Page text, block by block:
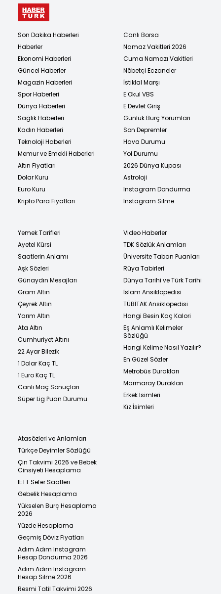
Son Dakika Haberleri
Haberler
Ekonomi Haberleri
Güncel Haberler
Magazin Haberleri
Spor Haberleri
Dünya Haberleri
Sağlık Haberleri
Kadın Haberleri
Teknoloji Haberleri
Memur ve Emekli Haberleri
Altın Fiyatları
Dolar Kuru
Euro Kuru
Kripto Para Fiyatları
Canlı Borsa
Namaz Vakitleri 2026
Cuma Namazı Vakitleri
Nöbetçi Eczaneler
İstiklal Marşı
E Okul VBS
E Devlet Giriş
Günlük Burç Yorumları
Son Depremler
Hava Durumu
Yol Durumu
2026 Dünya Kupası
Astroloji
Instagram Dondurma
Instagram Silme
Yemek Tarifleri
Ayetel Kürsi
Saatlerin Anlamı
Aşk Sözleri
Günaydın Mesajları
Gram Altın
Çeyrek Altın
Yarım Altın
Ata Altın
Cumhuriyet Altını
22 Ayar Bilezik
1 Dolar Kaç TL
1 Euro Kaç TL
Canlı Maç Sonuçları
Süper Lig Puan Durumu
Video Haberler
TDK Sözlük Anlamları
Üniversite Taban Puanları
Rüya Tabirleri
Dünya Tarihi ve Türk Tarihi
İslam Ansiklopedisi
TÜBİTAK Ansiklopedisi
Hangi Besin Kaç Kalori
Eş Anlamlı Kelimeler
Sözlüğü
Hangi Kelime Nasıl Yazılır?
En Güzel Sözler
Metrobüs Durakları
Marmaray Durakları
Erkek İsimleri
Kız İsimleri
Atasözleri ve Anlamları
Türkçe Deyimler Sözlüğü
Çin Takvimi 2026 ve Bebek
Cinsiyeti Hesaplama
İETT Sefer Saatleri
Gebelik Hesaplama
Yükselen Burç Hesaplama
2026
Yüzde Hesaplama
Geçmiş Döviz Fiyatları
Adım Adım Instagram
Hesap Dondurma 2026
Adım Adım Instagram
Hesap Silme 2026
Resmi Tatil Takvimi 2026